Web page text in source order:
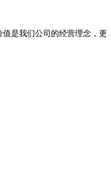
是我们公司的经营理念，更